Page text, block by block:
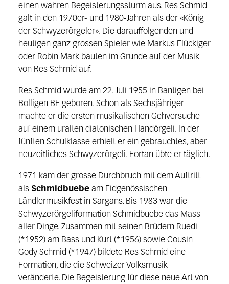
einen wahren Begeisterungssturm aus. Res Schmid
galt in den 1970er- und 1980-Jahren als der «König
der Schwyzerörgeler». Die darauffolgenden und
heutigen ganz grossen Spieler wie Markus Flückiger
oder Robin Mark bauten im Grunde auf der Musik
von Res Schmid auf.
Res Schmid wurde am 22. Juli 1955 in Bantigen bei
Bolligen BE geboren. Schon als Sechsjähriger
machte er die ersten musikalischen Gehversuche
auf einem uralten diatonischen Handörgeli. In der
fünften Schulklasse erhielt er ein gebrauchtes, aber
neuzeitliches Schwyzerörgeli. Fortan übte er täglich.
1971 kam der grosse Durchbruch mit dem Auftritt
als Schmidbuebeam Eidgenössischen
Ländlermusikfest in Sargans. Bis 1983 war die
Schwyzerörgeliformation Schmidbuebe das Mass
aller Dinge. Zusammen mit seinen Brüdern Ruedi
(*1952) am Bass und Kurt (*1956) sowie Cousin
Gody Schmid (*1947) bildete Res Schmid eine
Formation, die die Schweizer Volksmusik
veränderte. Die Begeisterung für diese neue Art von